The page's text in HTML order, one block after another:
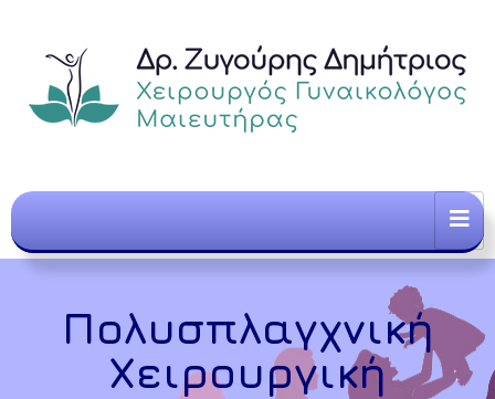
Πολυσπλαγχνική
Χειρουργική